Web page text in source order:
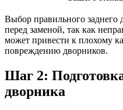
Выбор правильного
перед заменой, так как
может привести к плохому
повреждению дворников.
Шаг 2:
дворника